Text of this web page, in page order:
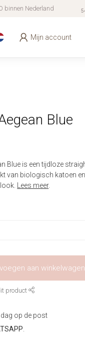
binnen Nederland
Mijn account
Blue
Blue is een tijdloze
van biologisch katoen
Lees meer.
aan winkelwagen
product
op de post